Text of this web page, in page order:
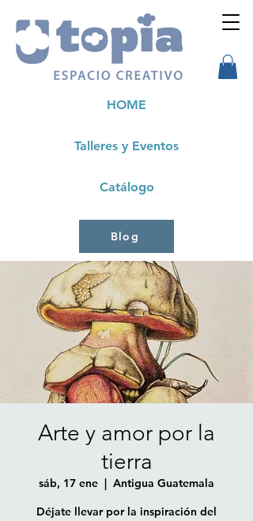
Talleres y Eventos
HOME
Catálogo
Blog
Arte y amor por la
tierra
sáb, 17 ene
  |
Antigua Guatemala
Déjate llevar por la inspiración del